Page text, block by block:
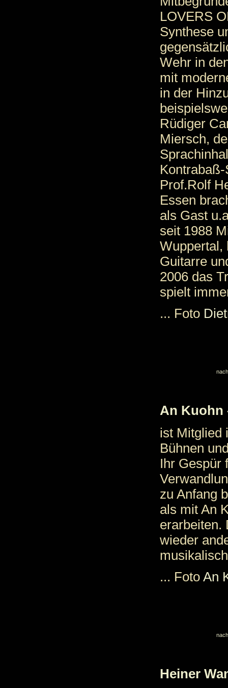
LOVERS
Synthese
Wehr in
mit
in der
Rüdiger
Miersch,
Prof.Rolf
Essen
als Gast
seit 1988
Wuppertal,
Guitarre
2006 das
spielt
... Foto
An Kuohn
ist Mitglied
Bühnen
Ihr Gespür
zu Anfang
als mit An
erarbeiten.
wieder
... Foto An
Heiner